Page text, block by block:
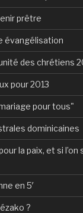
prêtre
évangélisation
des chrétiens
pour 2013
pour tous"
dominicaines
la paix, et si l’on
en 5′
?